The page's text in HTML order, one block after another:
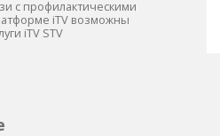
с профилактическими
iTV возможны
iTV STV